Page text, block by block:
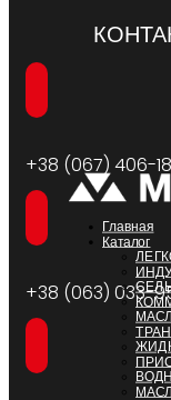
+38 (067) 406-
+38 (063) 033-
Главная
Каталог